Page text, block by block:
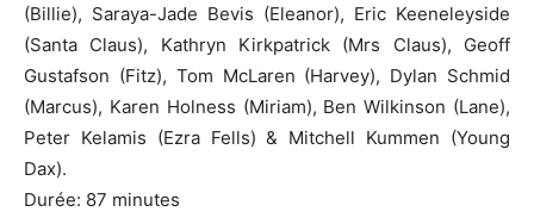
(Billie), Saraya-Jade Bevis (Eleanor), Eric Keeneleyside
(Santa Claus), Kathryn Kirkpatrick (Mrs Claus), Geoff
Gustafson (Fitz), Tom McLaren (Harvey), Dylan Schmid
(Marcus), Karen Holness (Miriam), BenWilkinson (Lane),
Peter Kelamis (Ezra Fells) & Mitchell Kummen (Young
Dax).
Durée: 87 minutes